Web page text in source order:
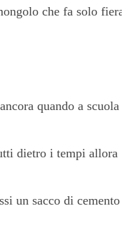
che fa solo
quando a scuola
dietro i tempi allora
un sacco di cemento